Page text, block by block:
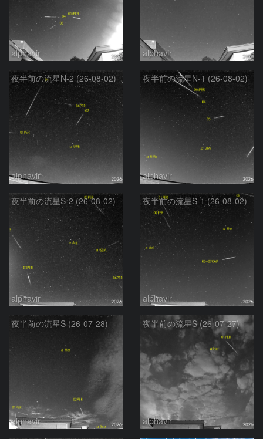
alphavir alphavir
夜半前の流星N-2 (26-08-02)
alphavir
夜半前の流星N-1 (26-08-02)
alphavir
夜半前の流星S-2 (26-08-02)
alphavir
夜半前の流星S-1 (26-08-02)
alphavir
夜半前の流星S (26-07-28)
alphavir
夜半前の流星S (26-07-27)
alphavir